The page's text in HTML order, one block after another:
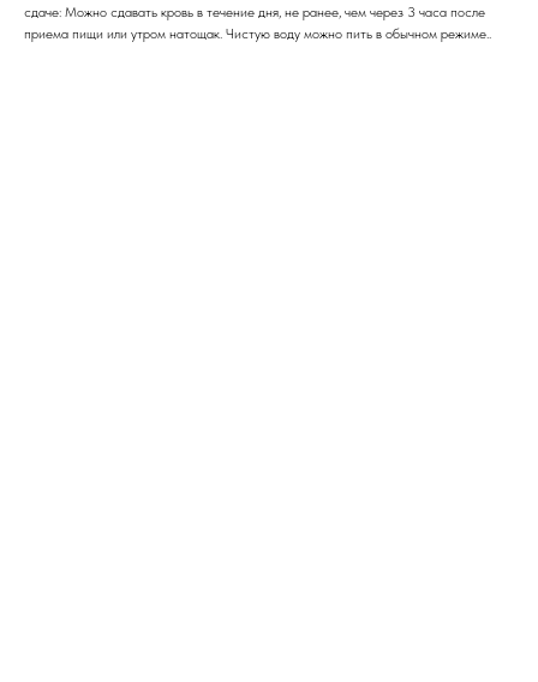
сдаче: Можно сдавать кровь в течение дня, не ранее, чем через 3 часа после
приема пищи или утром натощак. Чистую воду можно пить в обычном режиме..